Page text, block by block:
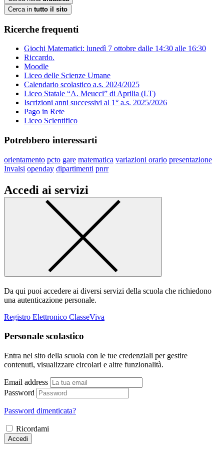
Cerca in tutto il sito
Ricerche frequenti
Giochi Matematici: lunedì 7 ottobre dalle 14:30 alle 16:30
Riccardo.
Moodle
Liceo delle Scienze Umane
Calendario scolastico a.s. 2024/2025
Liceo Statale “A. Meucci” di Aprilia (LT)
Iscrizioni anni successivi al 1° a.s. 2025/2026
Pago in Rete
Liceo Scientifico
Potrebbero interessarti
orientamento pcto gare matematica variazioni orario presentazione
Invalsi openday dipartimenti pnrr
Accedi ai servizi
Da qui puoi accedere ai diversi servizi della scuola che richiedono
una autenticazione personale.
Registro Elettronico ClasseViva
Personale scolastico
Entra nel sito della scuola con le tue credenziali per gestire
contenuti, visualizzare circolari e altre funzionalità.
Email address
Password
Password dimenticata?
Ricordami
Accedi